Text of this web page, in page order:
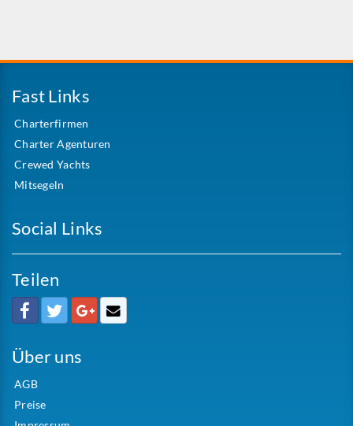
Fast Links
Charterfirmen
Charter Agenturen
Crewed Yachts
Mitsegeln
Social Links
Teilen
Über uns
AGB
Preise